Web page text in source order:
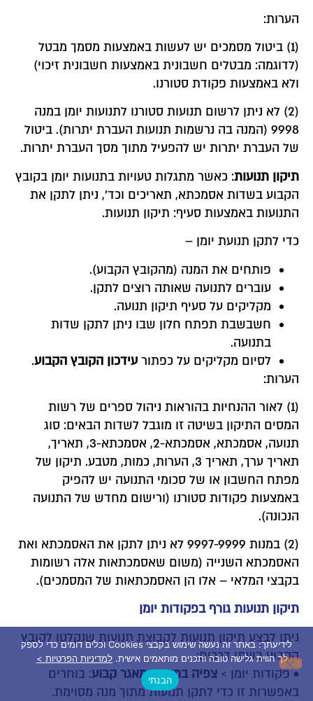
הערות:
(1) ביטול מסמכים יש לעשות באמצעות מסמך מבטל
(לדוגמה: מבטלים חשבונית באמצעות חשבונית זיכוי)
ולא באמצעות פקודת סטורנו.
(2) לא ניתן לרשום תנועות סטורנו לתנועות יומן במנה
9998 (המנה בה נרשמות תנועות העברת יתרות). ביטול
של העברת יתרות יש להפעיל מתוך מסך העברת יתרות.
תיקון תנועות: כאשר מתגלות טעויות בתנועות יומן בקובץ
הקבוע בשדות אסמכתא, תאריכים וכד', ניתן לתקן את
התנועות באמצעות סעיף: תיקון תנועות.
כדי לתקן תנועת יומן –
פותחים את המנה (מהקובץ הקבוע).
עוברים לתנועה שאותה רוצים לתקן.
מקליקים על סעיף תיקון תנועה.
חשבשבת תפתח חלון שבו ניתן לתקן שדות
בתנועה.
לסיום מקליקים על כפתור עידכון הקובץ הקבוע.
הערות:
(1) לאור ההנחיות בהוראות ניהול ספרים של רשות
המסים התיקון בשיטה זו מוגבל לשדות הבאים: סוג
תנועה, אסמכתא, אסמכתא-2, אסמכתא-3, תאריך,
תאריך ערך, תאריך 3, הערות, כמות, מטבע. תיקון של
מפתח החשבון או של סכומי התנועה יש להפיק
באמצעות פקודות סטורנו (ורישום מחדש של התנועה
הנכונה).
(2) במנות 9997-9999 לא ניתן לתקן את האסמכתא ואת
האסמכתא השנייה (משום שאסמכתאות אלה רשומות
בקבצי המלאי – אלו הן האסמכתאות של המסמכים).
תיקון תנועות גורף בפקודות יומן
ניתן לבצע תיקון תנועות לקבוצת תנועות שנקלטו לקובץ
הקבוע בשתי דרכים:
• פקודות יומן > צפיה במנות במאגר קבוע: בוחרים
באפשרות זו כדי לתקן תנועות מתוך מנה מסוימת.
לידיעתך: באתר זה נעשה שימוש בקבצי Cookies וכלים דומים כדי לספק
לך חווית גלישה טובה ותכנים מותאמים אישית. למדיניות הפרטיות >
הבנתי